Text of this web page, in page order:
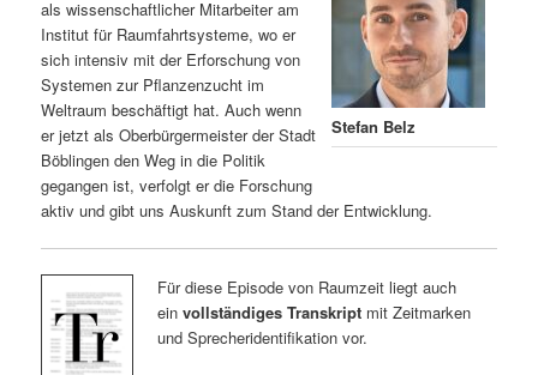
e
n
Stefan Belz
als wissenschaftlicher Mitarbeiter am
Institut für Raumfahrtsysteme, wo er
sich intensiv mit der Erforschung von
Systemen zur Pflanzenzucht im
Weltraum beschäftigt hat. Auch wenn
er jetzt als Oberbürgermeister der Stadt
Böblingen den Weg in die Politik
gegangen ist, verfolgt er die Forschung
aktiv und gibt uns Auskunft zum Stand der Entwicklung.
Für diese Episode von Raumzeit liegt auch
ein vollständiges Transkriptmit Zeitmarken
und Sprecheridentifikation vor.